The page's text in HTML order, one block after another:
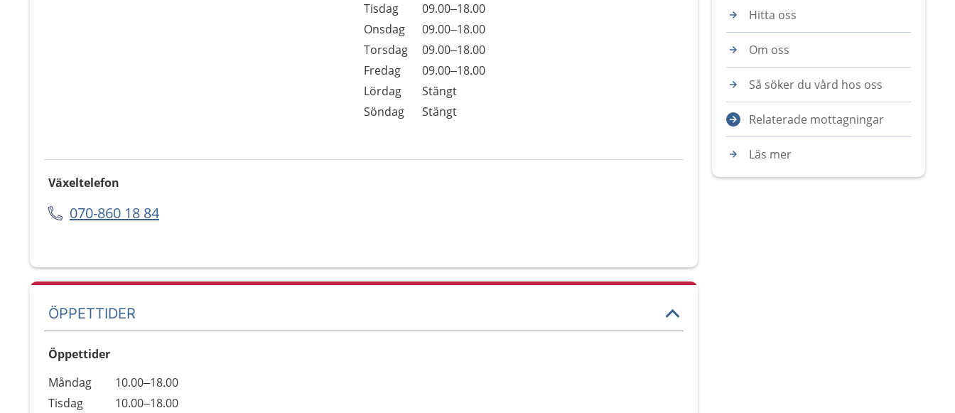
Tisdag
09.00–18.00
Onsdag
09.00–18.00
Torsdag
09.00–18.00
Fredag
09.00–18.00
Lördag
Stängt
Söndag
Stängt
Växeltelefon
070-860 18 84
ÖPPETTIDER
Öppettider
Dag
Öppettider
Kommentarer
Måndag
10.00–18.00
Tisdag
10.00–18.00
Hitta oss
Om oss
Så söker du vård hos oss
Relaterade mottagningar
Läs mer